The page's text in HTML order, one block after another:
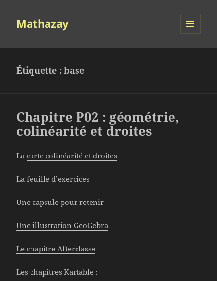
Mathazay
Étiquette :base
Chapitre P02 : géométrie,
colinéarité et droites
La carte colinéarité et droites
La feuille d’exercices
Une capsule pour retenir
Une illustration GeoGebra
Le chapitre Afterclasse
Les chapitres Kartable :